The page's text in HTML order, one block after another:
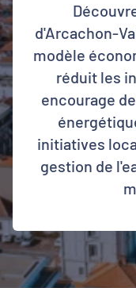
d'Arcachon-
modèle
réduit les
encourage
initiatives
gestion de